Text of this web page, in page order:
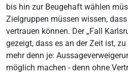
bis hin zur Beugehaft wählen
Zielgruppen müssen wissen,
vertrauen können. Der „Fall
gezeigt, dass es an der Zeit ist,
mehr denn je:
möglich machen - denn ohne